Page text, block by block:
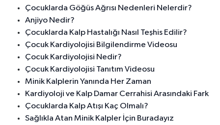
Çocuklarda Göğüs Ağrısı Nedenleri Nelerdir?
Anjiyo Nedir?
Çocuklarda Kalp Hastalığı Nasıl Teşhis Edilir?
Çocuk Kardiyolojisi Bilgilendirme Videosu
Çocuk Kardiyolojisi Nedir?
Çocuk Kardiyolojisi Tanıtım Videosu
Minik Kalplerin Yanında Her Zaman
Kardiyoloji ve Kalp Damar Cerrahisi Arasındaki Fark
Çocuklarda Kalp Atışı Kaç Olmalı?
Sağlıkla Atan Minik Kalpler İçin Buradayız